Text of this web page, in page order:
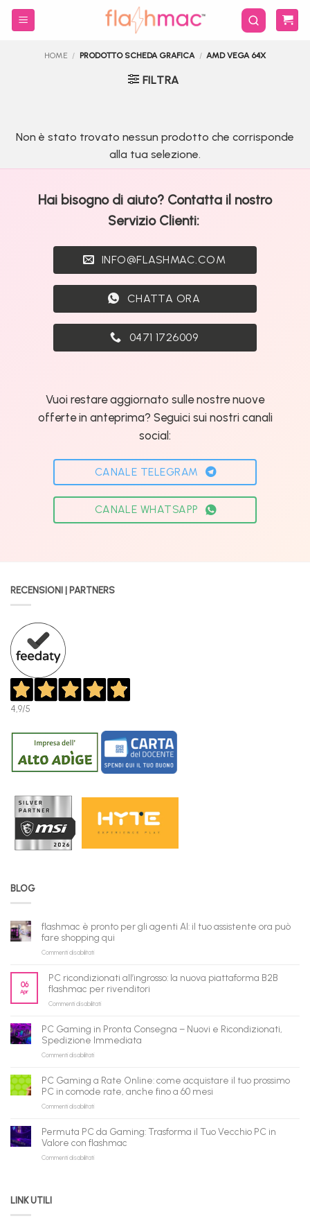
Salta
HOME / PRODOTTO SCHEDA GRAFICA / AMD VEGA 64X
FILTRA
Non è stato trovato nessun prodotto che corrisponde
alla tua selezione.
Hai bisogno di aiuto? Contatta il nostro
Servizio Clienti:
INFO@FLASHMAC.COM
CHATTA ORA
0471 1726009
Vuoi restare aggiornato sulle nostre nuove
offerte in anteprima? Seguici sui nostri canali
social:
CANALE TELEGRAM
CANALE WHATSAPP
RECENSIONI | PARTNERS
4,9/5
BLOG
flashmac è pronto per gli agenti AI: il tuo assistente ora può
fare shopping qui
Commenti disabilitatisu
pronto
per
gli
il
tuo
assistente
può
fare
shopping
qui
06
Apr
PC ricondizionati all’ingrosso: la nuova piattaforma B2B
flashmac per rivenditori
Commenti disabilitatisu
all’ingrosso:
la
B2B
flashmac
per
PC Gaming in Pronta Consegna – Nuovi e Ricondizionati,
Spedizione Immediata
Commenti disabilitatisu
in
Pronta
Consegna
Nuovi
Ricondizionati,
Spedizione
PC Gaming a Rate Online: come acquistare il tuo prossimo
PC in comode rate, anche fino a 60 mesi
Commenti disabilitatisu
a
Rate
Online:
Permuta PC da Gaming: Trasforma il Tuo Vecchio PC in
Valore con flashmac
Commenti disabilitatisu
LINK UTILI